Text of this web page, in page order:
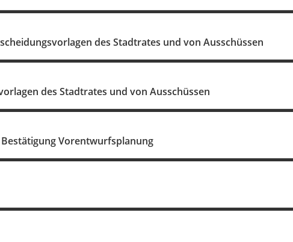
des Stadtrates und von Ausschüssen
des Stadtrates und von Ausschüssen
Vorentwurfsplanung